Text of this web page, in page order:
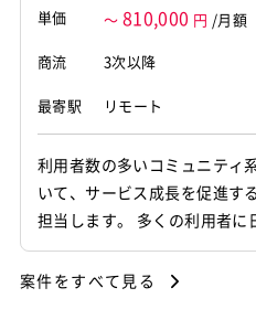
単価 ～ 810,000 円 /月額
商流
3次以降
最寄駅 リモート
利用者数の多いコミュニティ
いて、サービス成長を促進す
担当します。 多くの利用者
トフォームを対象に、利用者
を推進するポジションです。
案件をすべて見る